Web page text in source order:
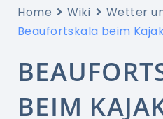
Home Wiki
Wetter
Beaufortskala beim
BEIM